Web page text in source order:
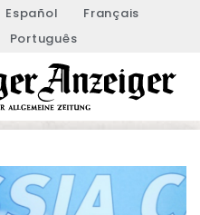
Español
Français
Português